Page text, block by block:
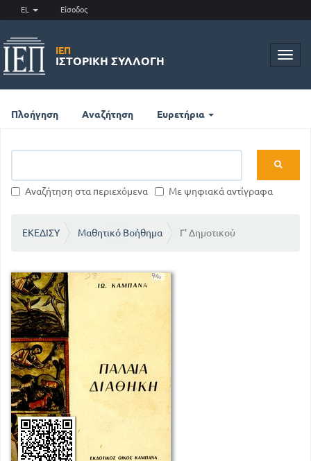
EL Είσοδος
ΙΕΠ
ΙΣΤΟΡΙΚΉ ΣΥΛΛΟΓΉ
Πλοήγηση Αναζήτηση Ευρετήρια
Αναζήτηση στα περιεχόμενα Με ψηφιακά αντίγραφα
ΕΚΕΔΙΣΥ Μαθητικό Βοήθημα Γ' Δημοτικού